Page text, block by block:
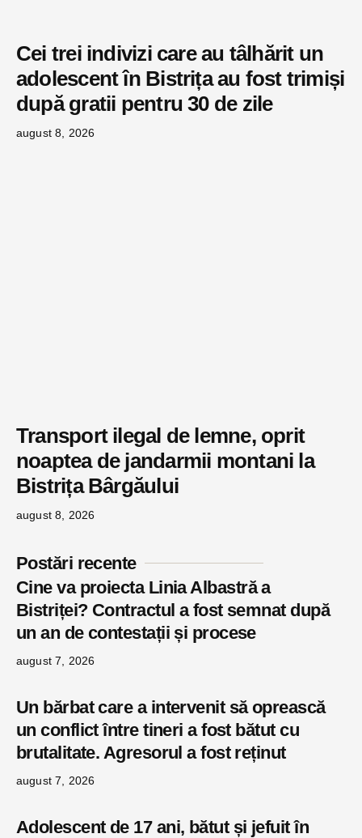
Cei trei indivizi care au tâlhărit un
adolescent în Bistrița au fost trimiși
după gratii pentru 30 de zile
august 8, 2026
Transport ilegal de lemne, oprit
noaptea de jandarmii montani la
Bistrița Bârgăului
august 8, 2026
Postări recente
Cine va proiecta Linia Albastră a
Bistriței? Contractul a fost semnat după
un an de contestații și procese
august 7, 2026
Un bărbat care a intervenit să oprească
un conflict între tineri a fost bătut cu
brutalitate. Agresorul a fost reținut
august 7, 2026
Adolescent de 17 ani, bătut și jefuit în